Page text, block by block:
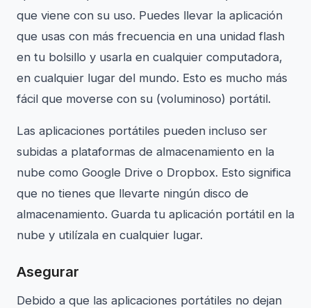
que viene con su uso. Puedes llevar la aplicación
que usas con más frecuencia en una unidad flash
en tu bolsillo y usarla en cualquier computadora,
en cualquier lugar del mundo. Esto es mucho más
fácil que moverse con su (voluminoso) portátil.
Las aplicaciones portátiles pueden incluso ser
subidas a plataformas de almacenamiento en la
nube como Google Drive o Dropbox. Esto significa
que no tienes que llevarte ningún disco de
almacenamiento. Guarda tu aplicación portátil en la
nube y utilízala en cualquier lugar.
Asegurar
Debido a que las aplicaciones portátiles no dejan